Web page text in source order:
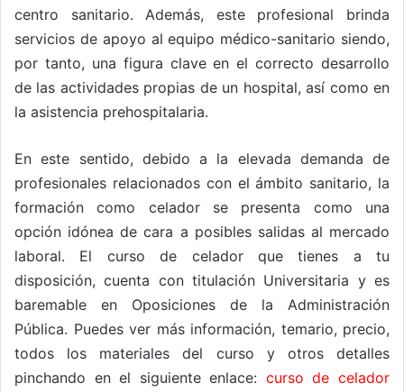
centro sanitario. Además, este profesional brinda
servicios de apoyo al equipo médico-sanitario siendo,
por tanto, una figura clave en el correcto desarrollo
de las actividades propias de un hospital, así como en
la asistencia prehospitalaria.
En este sentido, debido a la elevada demanda de
profesionales relacionados con el ámbito sanitario, la
formación como celador se presenta como una
opción idónea de cara a posibles salidas al mercado
laboral. El curso de celador que tienes a tu
disposición, cuenta con titulación Universitaria y es
baremable en Oposiciones de la Administración
Pública. Puedes ver más información, temario, precio,
todos los materiales del curso y otros detalles
pinchando en el siguiente enlace: curso de celador